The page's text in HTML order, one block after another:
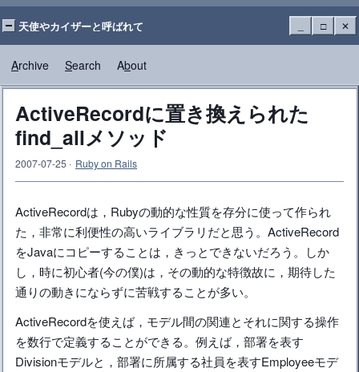
天使やカイザーと呼ばれて □ ✕
Archive Search About
ActiveRecordに置き換えられた
find_allメソッド
2007-07-25 · Ruby on Rails
ActiveRecordは，Rubyの動的な性質を存分に使って作られ
た，非常に利便性の高いライブラリだと思う。ActiveRecord
をJavaにコピーすることは，きっとできないだろう。しか
し，時に初心者(今の僕)は，その動的な特徴故に，期待した
通りの動きにならずに苦戦することが多い。
ActiveRecordを使えば，モデル間の関連とそれに関する操作
を数行で定義することができる。例えば，部署を表す
Divisionモデルと，部署に所属する社員を表すEmployeeモデ